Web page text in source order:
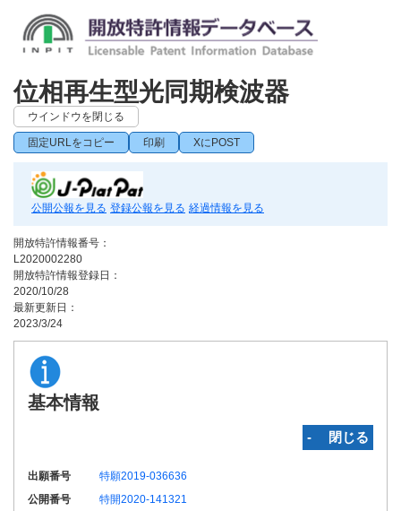
位相再生型光同期検波器
ウインドウを閉じる
固定URLをコピー 印刷 XにPOST
公開公報を見る 登録公報を見る 経過情報を見る
開放特許情報番号：
L2020002280
開放特許情報登録日：
2020/10/28
最新更新日：
2023/3/24
基本情報
‐ 閉じる
出願番号
特願2019-036636
公開番号
特開2020-141321